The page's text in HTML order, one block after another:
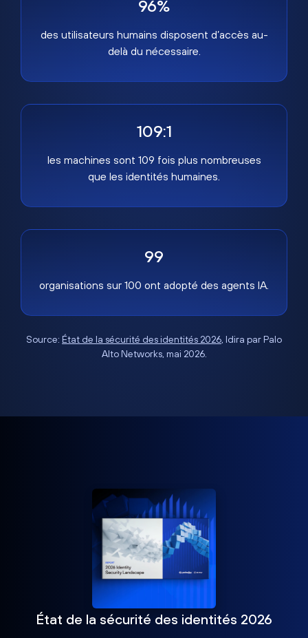
96%
des utilisateurs humains disposent d’accès au-
delà du nécessaire.
109:1
les machines sont 109 fois plus nombreuses
que les identités humaines.
99
organisations sur 100 ont adopté des agents IA.
Source: État de la sécurité des identités 2026, Idira par Palo
Alto Networks, mai 2026.
État de la sécurité des identités 2026